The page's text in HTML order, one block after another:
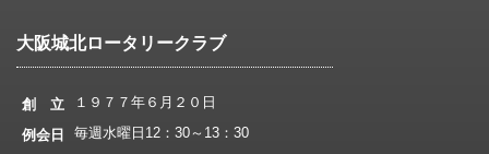
大阪城北ロータリークラブ
創 立
１９７７年６月２０日
例会日
毎週水曜日12：30～13：30